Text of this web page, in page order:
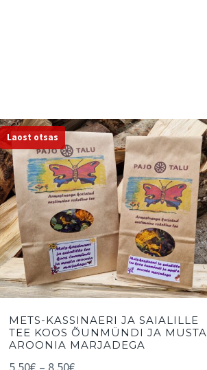
METS-KASSINAERI JA SAIALILLE
TEE KOOS ÕUNMÜNDI JA MUSTA
AROONIA MARJADEGA